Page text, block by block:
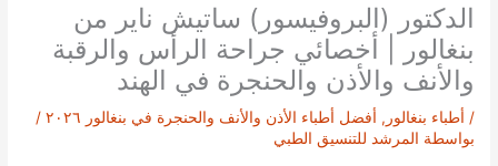
الدكتور (البروفيسور) ساتيش ناير من
بنغالور | أخصائي جراحة الرأس والرقبة
والأنف والأذن والحنجرة في الهند
/ أطباء بنغالور , أفضل أطباء الأذن والأنف والحنجرة في بنغالور ٢٠٢٦
/
بواسطة المرشد للتنسيق الطبي